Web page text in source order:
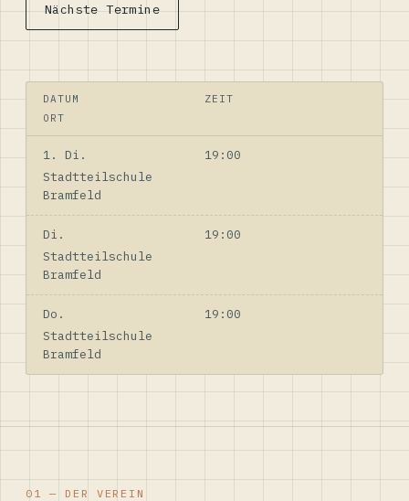
Nächste Termine
DATUM
ZEIT
ORT
1. Di.
19:00
Stadtteilschule
Bramfeld
Di.
19:00
Stadtteilschule
Bramfeld
Do.
19:00
Stadtteilschule
Bramfeld
01 — DER VEREIN